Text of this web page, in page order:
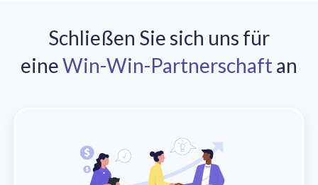
Schließen Sie sich uns für
eineWin-Win-Partnerschaftan